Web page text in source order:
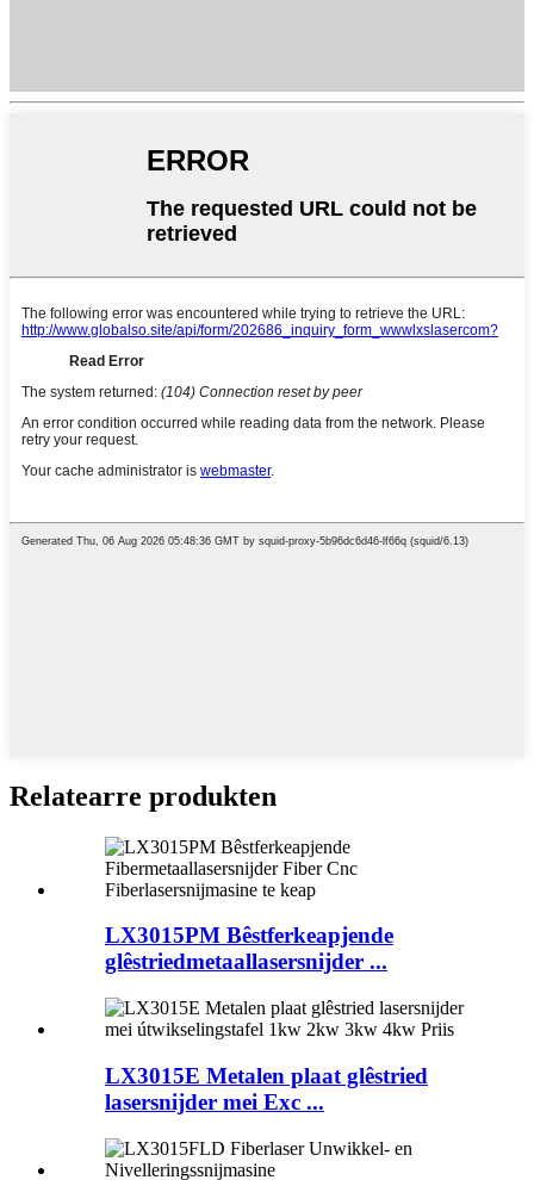
Relatearre produkten
LX3015PM Bêstferkeapjende
glêstriedmetaallasersnijder ...
LX3015E Metalen plaat glêstried
lasersnijder mei Exc ...